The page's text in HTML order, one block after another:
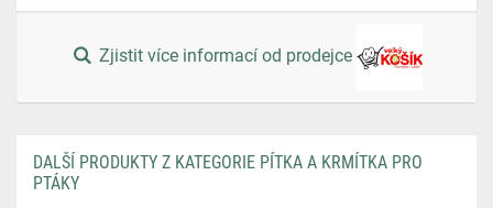
Zjistit více informací od prodejce
DALŠÍ PRODUKTY Z KATEGORIE PÍTKA A KRMÍTKA PRO
PTÁKY